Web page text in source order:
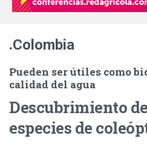
.Colombia
Pueden ser útiles como
calidad del agua
Descubrimiento
especies de